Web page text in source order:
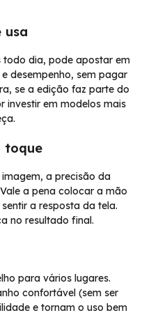
usa
todo dia, pode apostar em
desempenho, sem pagar
se a edição faz parte do
investir em modelos mais
toque
a precisão da
a pena colocar a mão
a resposta da tela.
no resultado final.
para vários lugares.
confortável (sem ser
e tornam o uso bem